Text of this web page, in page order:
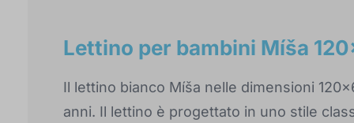
Lettino per bambini Míša
Il lettino bianco Míša nelle dimensioni
anni. Il lettino è progettato in uno stile